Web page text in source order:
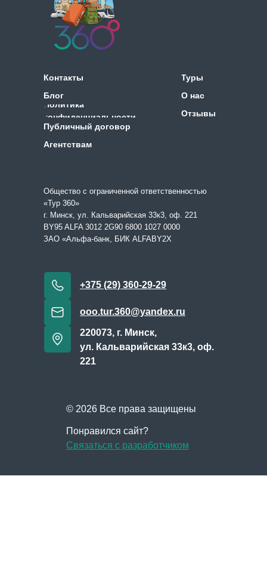
Туры
О нас
Отзывы
Контакты
Блог
Политика
конфиденциальности
Публичный договор
Агентствам
+375 (29) 360-29-29
ooo.tur.360@yandex.ru
220073, г. Минск,
ул. Кальварийская 33к3, оф.
221
Понравился сайт?
Связаться с разработчиком
© 2026 Все права защищены
Общество с ограниченной ответственностью
«Тур 360»
г. Минск, ул. Кальварийская 33к3, оф. 221
BY95 ALFA 3012 2G90 6800 1027 0000
ЗАО «Альфа-банк, БИК ALFABY2X